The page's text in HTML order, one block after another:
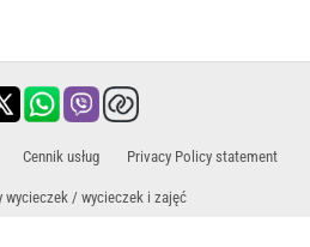
Gligo Castle (Zabytek / Atrakcja) Bobovisca
Cennik usług Privacy Policy statement
wycieczek / wycieczek i zajęć